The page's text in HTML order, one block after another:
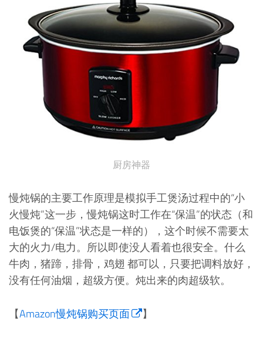
厨房神器
慢炖锅的主要工作原理是模拟手工煲汤过程中的“小
火慢炖”这一步，慢炖锅这时工作在“保温”的状态（和
电饭煲的“保温”状态是一样的），这个时候不需要太
大的火力/电力。所以即使没人看着也很安全。什么
牛肉，猪蹄，排骨，鸡翅 都可以，只要把调料放好，
没有任何油烟，超级方便。炖出来的肉超级软。
【Amazon慢炖锅购买页面 】